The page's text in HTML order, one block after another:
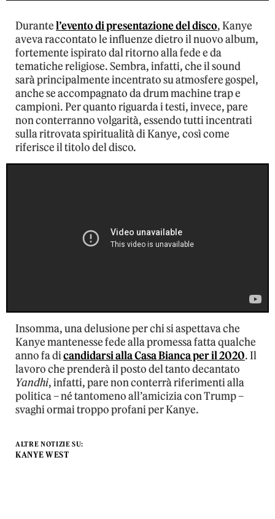
Durantel’evento di presentazione del disco, Kanye
aveva raccontato le influenze dietro il nuovo album,
fortemente ispirato dal ritorno alla fede e da
tematiche religiose. Sembra, infatti, che il sound
sarà principalmente incentrato su atmosfere gospel,
anche se accompagnato da drum machine trap e
campioni. Per quanto riguarda i testi, invece, pare
non conterranno volgarità, essendo tutti incentrati
sulla ritrovata spiritualità di Kanye, così come
riferisce il titolo del disco.
Insomma, una delusione per chi si aspettava che
Kanye mantenesse fede alla promessa fatta qualche
anno fa dicandidarsi alla Casa Bianca per il 2020. Il
lavoro che prenderà il posto del tanto decantato
Yandhi, infatti, pare non conterrà riferimenti alla
politica – né tantomeno all’amicizia con Trump –
svaghi ormai troppo profani per Kanye.
ALTRE NOTIZIE SU:
KANYE WEST